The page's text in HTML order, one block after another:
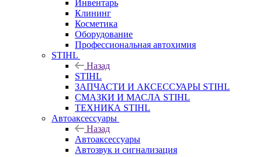
Инвентарь
Клининг
Косметика
Оборудование
Профессиональная автохимия
STIHL
Назад
STIHL
ЗАПЧАСТИ И АКСЕССУАРЫ STIHL
СМАЗКИ И МАСЛА STIHL
ТЕХНИКА STIHL
Автоаксессуары
Назад
Автоаксессуары
Автозвук и сигнализация